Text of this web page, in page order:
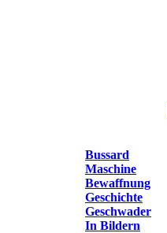
Bussard
Maschine
Bewaffnung
Geschichte
Geschwader
In Bildern